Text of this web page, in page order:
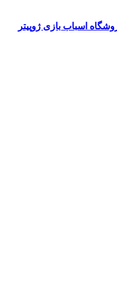
اسباب بازی ژوپیتر